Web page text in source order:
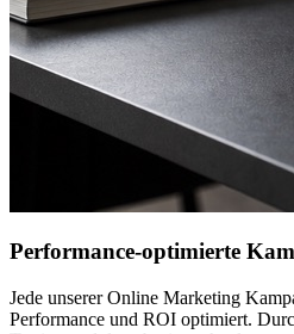
Performance-optimierte
Jede unserer Online Marketing
Performance und ROI optimiert.